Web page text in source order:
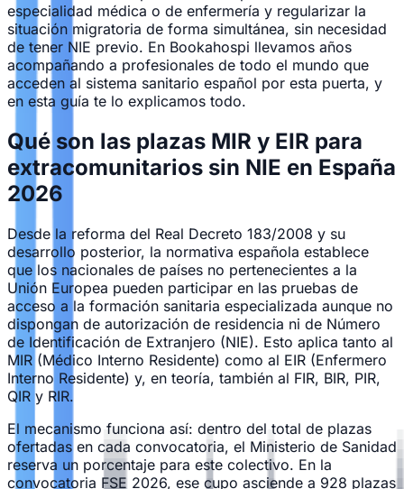
especialidad médica o de enfermería y regularizar la
situación migratoria de forma simultánea, sin necesidad
de tener NIE previo. En Bookahospi llevamos años
acompañando a profesionales de todo el mundo que
acceden al sistema sanitario español por esta puerta, y
en esta guía te lo explicamos todo.
Qué son las plazas MIR y EIR para
extracomunitarios sin NIE en España
2026
Desde la reforma del Real Decreto 183/2008 y su
desarrollo posterior, la normativa española establece
que los nacionales de países no pertenecientes a la
Unión Europea pueden participar en las pruebas de
acceso a la formación sanitaria especializada aunque no
dispongan de autorización de residencia ni de Número
de Identificación de Extranjero (NIE). Esto aplica tanto al
MIR (Médico Interno Residente) como al EIR (Enfermero
Interno Residente) y, en teoría, también al FIR, BIR, PIR,
QIR y RIR.
El mecanismo funciona así: dentro del total de plazas
ofertadas en cada convocatoria, el Ministerio de Sanidad
reserva un porcentaje para este colectivo. En la
convocatoria FSE 2026, ese cupo asciende a 928 plazas